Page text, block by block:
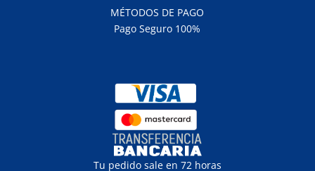
MÉTODOS DE PAGO
Pago Seguro 100%
Tu pedido sale en 72 horas